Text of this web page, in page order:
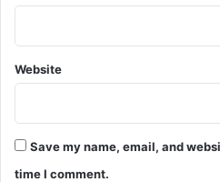
Website
Save my name, email, and
time I comment.